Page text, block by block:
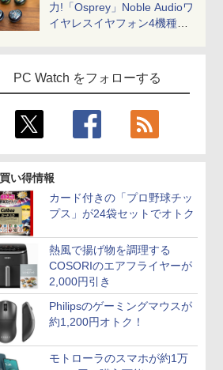
力!「Osprey」Noble Audioワ
イヤレスイヤフォン4機種を
PC Watch をフォローする
い得情報
カード付きの「プロ野球チッ
プス」が24袋セットでオトク
熱風で揚げ物を調理する
COSORIのエアフライヤーが
2,000円引き
Philipsのゲーミングマウスが
約1,200円オトク！
モトローラのスマホが約1万